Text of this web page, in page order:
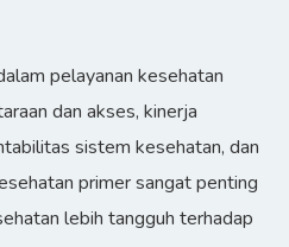
pelayanan kesehatan
dan akses, kinerja
sistem kesehatan, dan
primer sangat penting
lebih tangguh terhadap